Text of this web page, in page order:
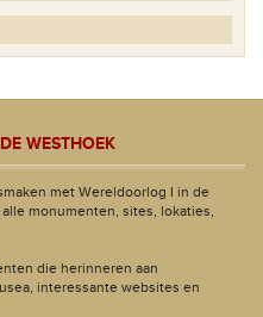
WESTHOEK
met Wereldoorlog I in de
monumenten, sites, lokaties,
die herinneren aan
interessante websites en